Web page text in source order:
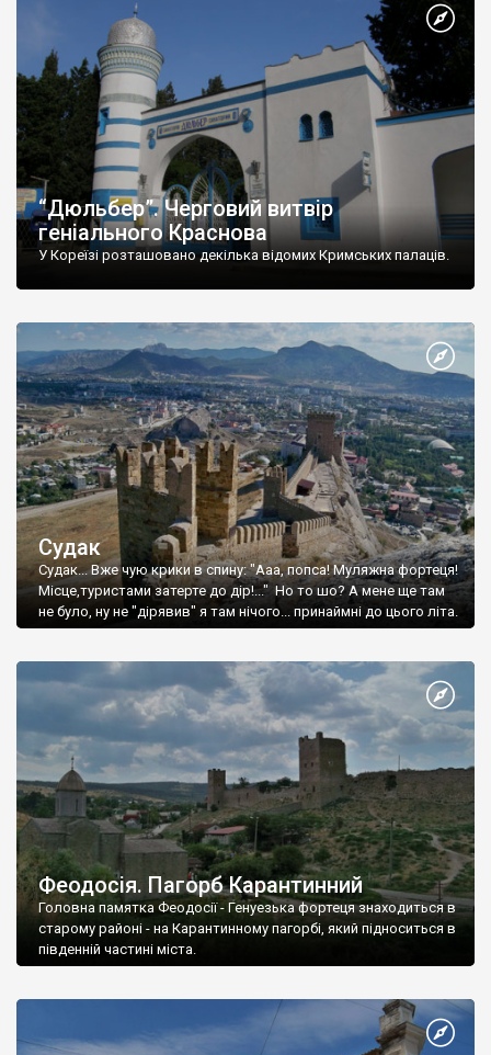
“Дюльбер”. Черговий витвір
геніального Краснова
У Кореїзі розташовано декілька відомих Кримських палаців.
Судак
Судак... Вже чую крики в спину: "Ааа, попса! Муляжна фортеця!
Місце,туристами затерте до дір!..." Но то шо? А мене ще там
не було, ну не "дірявив" я там нічого... принаймні до цього літа.
Феодосія. Пагорб Карантинний
Головна памятка Феодосії - Генуезька фортеця знаходиться в
старому районі - на Карантинному пагорбі, який підноситься в
південній частині міста.